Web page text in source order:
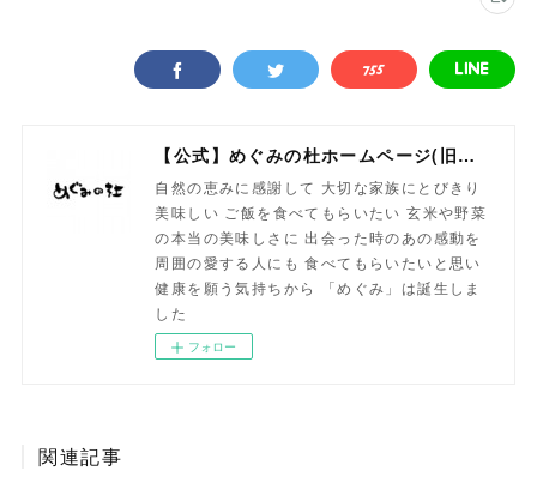
【公式】めぐみの杜ホームページ(旧自然食工房）
自然の恵みに感謝して 大切な家族にとびきり
美味しい ご飯を食べてもらいたい 玄米や野菜
の本当の美味しさに 出会った時のあの感動を
周囲の愛する人にも 食べてもらいたいと思い
健康を願う気持ちから 「めぐみ」は誕生しま
した
フォロー
関連記事